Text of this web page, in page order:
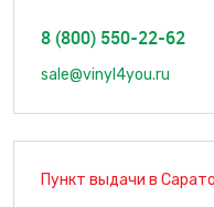
8 (800) 550-22-62
sale@vinyl4you.ru
Пункт выдачи в